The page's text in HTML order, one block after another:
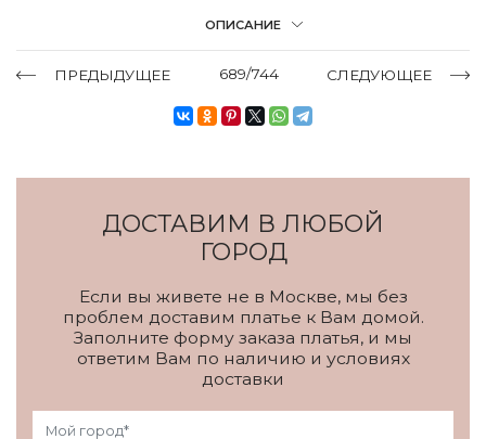
ОПИСАНИЕ
ПРЕДЫДУЩЕЕ 689/744 СЛЕДУЮЩЕЕ
ДОСТАВИМ В ЛЮБОЙ
ГОРОД
Если вы живете не в Москве, мы без
проблем доставим платье к Вам домой.
Заполните форму заказа платья, и мы
ответим Вам по наличию и условиях
доставки